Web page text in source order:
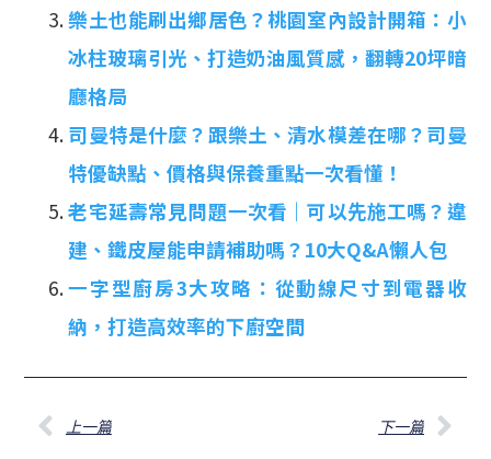
樂土也能刷出鄉居色？桃園室內設計開箱：小
冰柱玻璃引光、打造奶油風質感，翻轉20坪暗
廳格局
司曼特是什麼？跟樂土、清水模差在哪？司曼
特優缺點、價格與保養重點一次看懂！
老宅延壽常見問題一次看｜可以先施工嗎？違
建、鐵皮屋能申請補助嗎？10大Q&A懶人包
一字型廚房3大攻略：從動線尺寸到電器收
納，打造高效率的下廚空間
上一篇 下一篇